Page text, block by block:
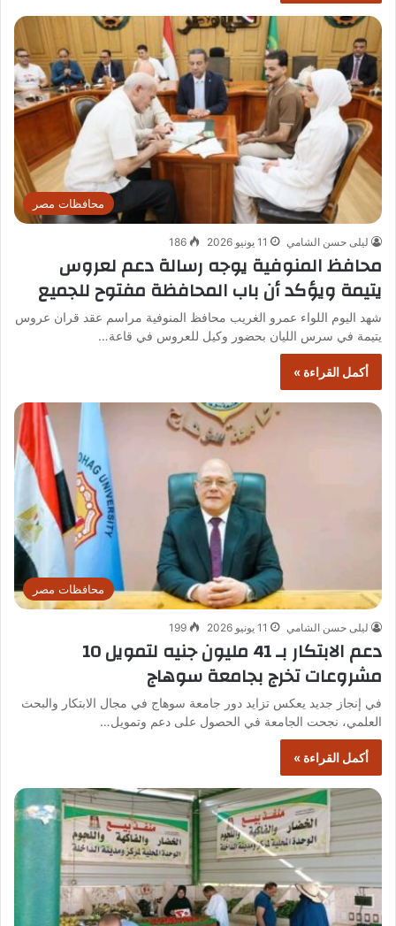
محافظات مصر
ليلى حسن الشامي 11 يونيو 2026 186
محافظ المنوفية يوجه رسالة دعم لعروس
يتيمة ويؤكد أن باب المحافظة مفتوح للجميع
شهد اليوم اللواء عمرو الغريب محافظ المنوفية مراسم عقد قران عروس
يتيمة في سرس الليان بحضور وكيل للعروس في قاعة…
أكمل القراءة »
محافظات مصر
ليلى حسن الشامي 11 يونيو 2026 199
دعم الابتكار بـ 41 مليون جنيه لتمويل 10
مشروعات تخرج بجامعة سوهاج
في إنجاز جديد يعكس تزايد دور جامعة سوهاج في مجال الابتكار والبحث
العلمي، نجحت الجامعة في الحصول على دعم وتمويل…
أكمل القراءة »